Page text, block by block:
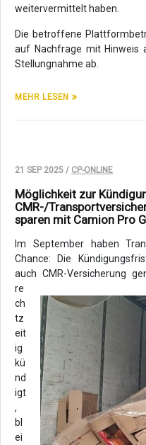
weitervermittelt haben.
Die betroffene
auf Nachfrage mit Hinweis
Stellungnahme ab.
MEHR LESEN
21 SEP 2025 / CP-ONLINE
Möglichkeit zur
CMR-/
sparen mit Camion Pro
Im September haben
Chance: Die
auch CMR-Versicherung
re
ch
tz
eit
ig
kü
nd
igt
,
bl
ei